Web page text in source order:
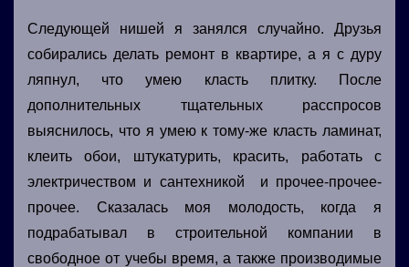
Следующей нишей я занялся случайно. Друзья
собирались делать ремонт в квартире, а я с дуру
ляпнул, что умею класть плитку. После
дополнительных тщательных расспросов
выяснилось, что я умею к тому-же класть ламинат,
клеить обои, штукатурить, красить, работать с
электричеством и сантехникой и прочее-прочее-
прочее. Сказалась моя молодость, когда я
подрабатывал в строительной компании в
свободное от учебы время, а также производимые